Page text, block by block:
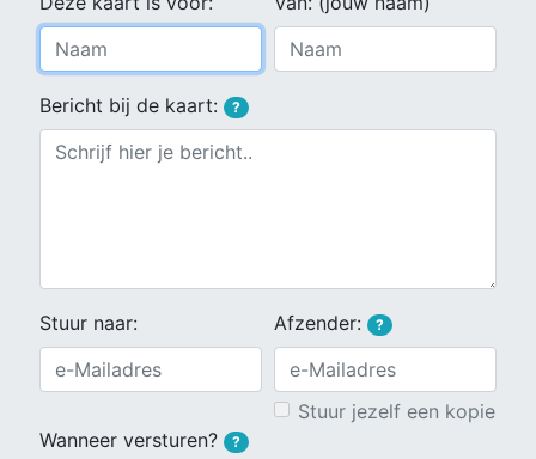
Bericht bij de kaart: ?
Stuur naar: Afzender: ?
Stuur jezelf een kopie
Wanneer versturen?
?